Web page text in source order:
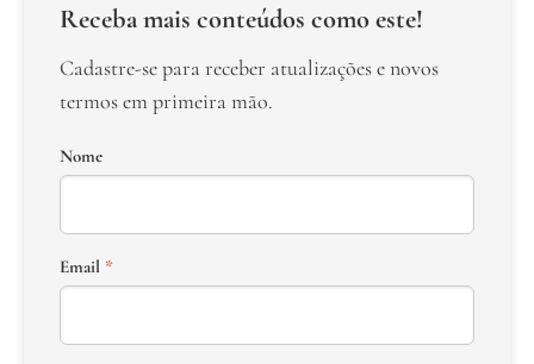
Receba mais conteúdos como este!
Cadastre-se para receber atualizações e novos
termos em primeira mão.
Nome
Email *